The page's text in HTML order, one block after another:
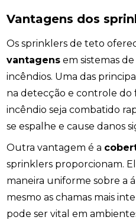
Vantagens dos
Os sprinklers de teto
vantagens em sistemas
incêndios. Uma das
na detecção e controle
incêndio seja combatido
se espalhe e cause danos
Outra vantagem é a
sprinklers proporcionam.
maneira uniforme sobre a
mesmo as chamas mais
pode ser vital em